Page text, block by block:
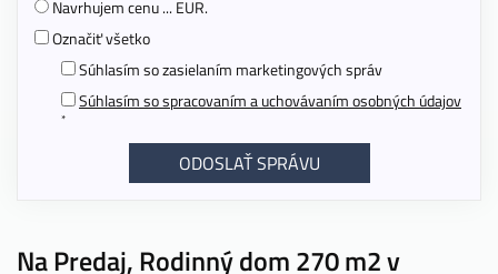
Na Predaj, Rodinný dom 270 m2 v
Navrhujem cenu ... EUR.
Označiť všetko
Súhlasím so zasielaním marketingových správ
Súhlasím so spracovaním a uchovávaním osobných údajov
*